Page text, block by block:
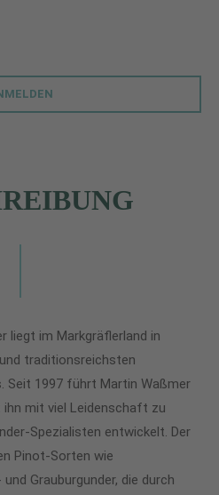
NICHT VERFÜGBAR.)
liegt im Markgräflerland in
traditionsreichsten
Seit 1997 führt Martin Waßmer
ihn mit viel Leidenschaft zu
Spezialisten entwickelt. Der
Pinot-Sorten wie
Grauburgunder, die durch